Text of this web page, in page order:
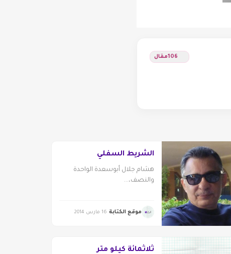
106مقال
الشريط السفلي
هشام جلال أبوسعدة الواحدة
والنصف،...
موقع الكتابة 16 مارس 2014
ثلاثمائة كيلو متر